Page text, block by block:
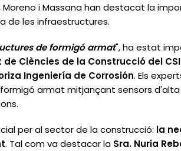
i Massana han destacat la
de les infraestructures.
de formigó armat", ha estat
Ciències de la Construcció del
Ingeniería de Corrosión. Els
armat mitjançant sensors
per al sector de la construcció: la
. Tal com va destacar la Sra. Nuria